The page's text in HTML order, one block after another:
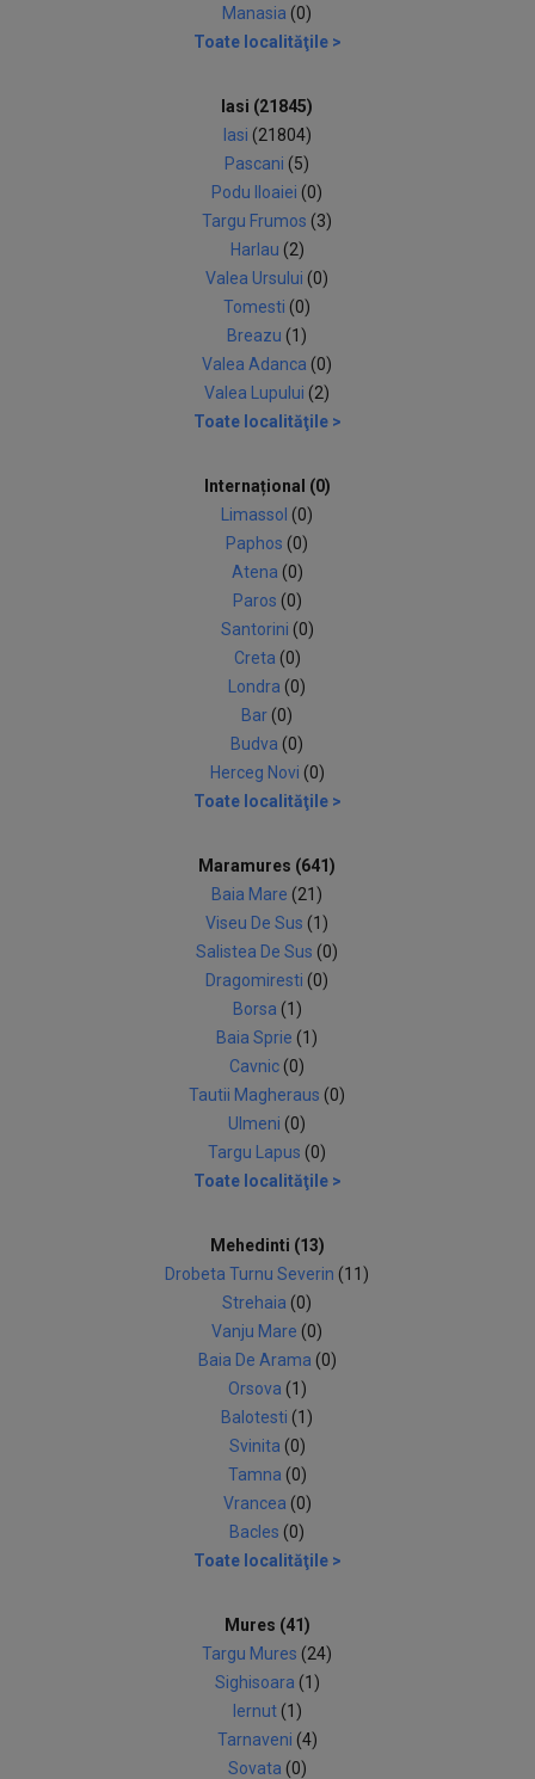
Manasia (0)
Toate localităţile >
Iasi (21845)
Iasi (21804)
Pascani (5)
Podu Iloaiei (0)
Targu Frumos (3)
Harlau (2)
Valea Ursului (0)
Tomesti (0)
Breazu (1)
Valea Adanca (0)
Valea Lupului (2)
Toate localităţile >
Internațional (0)
Limassol (0)
Paphos (0)
Atena (0)
Paros (0)
Santorini (0)
Creta (0)
Londra (0)
Bar (0)
Budva (0)
Herceg Novi (0)
Toate localităţile >
Maramures (641)
Baia Mare (21)
Viseu De Sus (1)
Salistea De Sus (0)
Dragomiresti (0)
Borsa (1)
Baia Sprie (1)
Cavnic (0)
Tautii Magheraus (0)
Ulmeni (0)
Targu Lapus (0)
Toate localităţile >
Mehedinti (13)
Drobeta Turnu Severin (11)
Strehaia (0)
Vanju Mare (0)
Baia De Arama (0)
Orsova (1)
Balotesti (1)
Svinita (0)
Tamna (0)
Vrancea (0)
Bacles (0)
Toate localităţile >
Mures (41)
Targu Mures (24)
Sighisoara (1)
Iernut (1)
Tarnaveni (4)
Sovata (0)